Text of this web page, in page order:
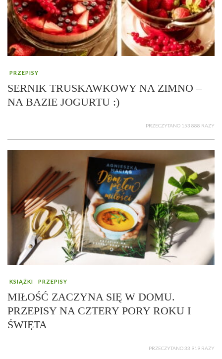
PRZEPISY
SERNIK TRUSKAWKOWY NA ZIMNO –
NA BAZIE JOGURTU :)
PRZECZYTANO 153 888 RAZY
KSIĄŻKI PRZEPISY
MIŁOŚĆ ZACZYNA SIĘ W DOMU.
PRZEPISY NA CZTERY PORY ROKU I
ŚWIĘTA
PRZECZYTANO 33 919 RAZY